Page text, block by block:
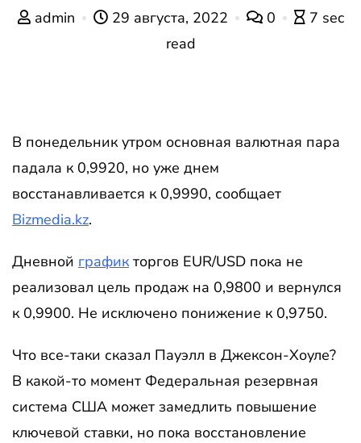
admin 29 августа, 2022 0
7 sec
read
В понедельник утром основная валютная пара
падала к 0,9920, но уже днем
восстанавливается к 0,9990, сообщает
Bizmedia.kz.
Дневной графикторгов EUR/USD пока не
реализовал цель продаж на 0,9800 и вернулся
к 0,9900. Не исключено понижение к 0,9750.
Что все-таки сказал Пауэлл в Джексон-Хоуле?
В какой-то момент Федеральная резервная
система США может замедлить повышение
ключевой ставки, но пока восстановление